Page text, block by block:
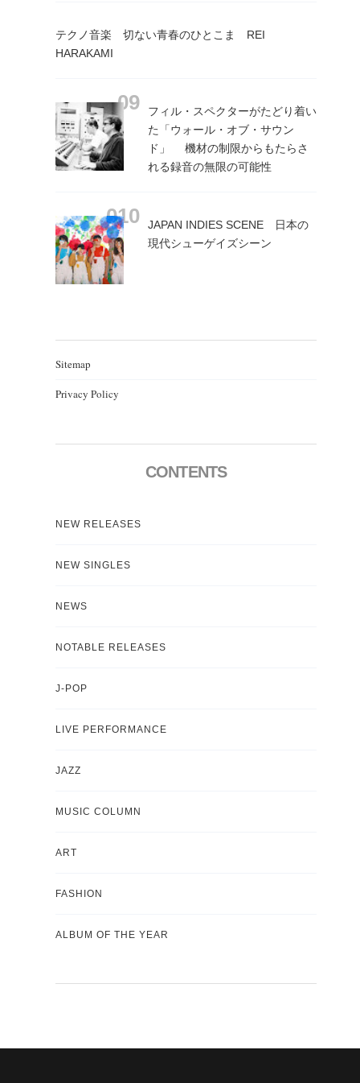
テクノ音楽 切ない青春のひとこま REI
HARAKAMI
フィル・スペクターがたどり着い
た「ウォール・オブ・サウン
ド」 機材の制限からもたらさ
れる録音の無限の可能性
JAPAN INDIES SCENE 日本の
現代シューゲイズシーン
Sitemap
Privacy Policy
CONTENTS
NEW RELEASES
NEW SINGLES
NEWS
NOTABLE RELEASES
J-POP
LIVE PERFORMANCE
JAZZ
MUSIC COLUMN
ART
FASHION
ALBUM OF THE YEAR